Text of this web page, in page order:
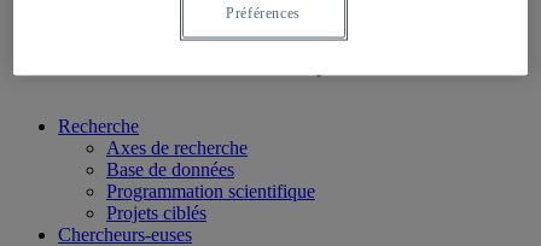
Recherche
Axes de recherche
Base de données
Programmation scientifique
Projets ciblés
Chercheurs-euses
Préférences